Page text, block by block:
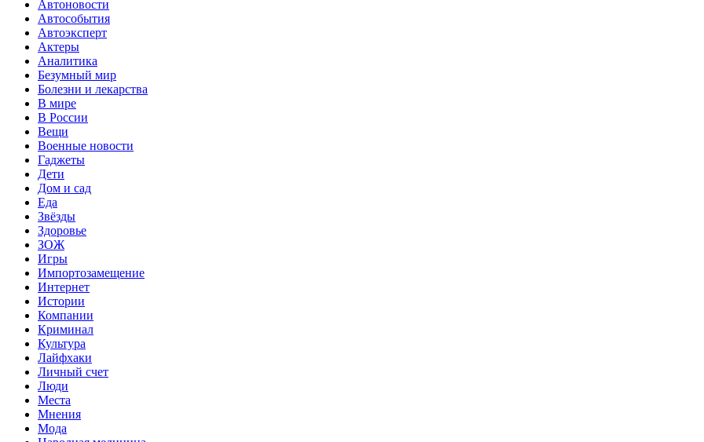
Автоновости
Автособытия
Автоэксперт
Актеры
Аналитика
Безумный мир
Болезни и лекарства
В мире
В России
Вещи
Военные новости
Гаджеты
Дети
Дом и сад
Еда
Звёзды
Здоровье
ЗОЖ
Игры
Импортозамещение
Интернет
Истории
Компании
Криминал
Культура
Лайфхаки
Личный счет
Люди
Места
Мнения
Мода